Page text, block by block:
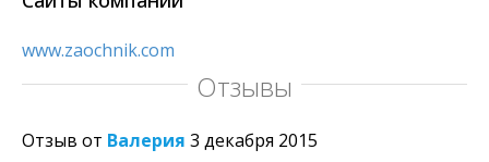
www.zaochnik.com
Отзывы
Отзыв от Валерия 3 декабря 2015